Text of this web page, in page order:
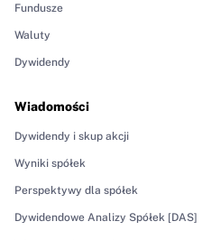
Fundusze
Waluty
Dywidendy
Wiadomości
Dywidendy i skup akcji
Wyniki spółek
Perspektywy dla spółek
Dywidendowe Analizy Spółek [DAS]